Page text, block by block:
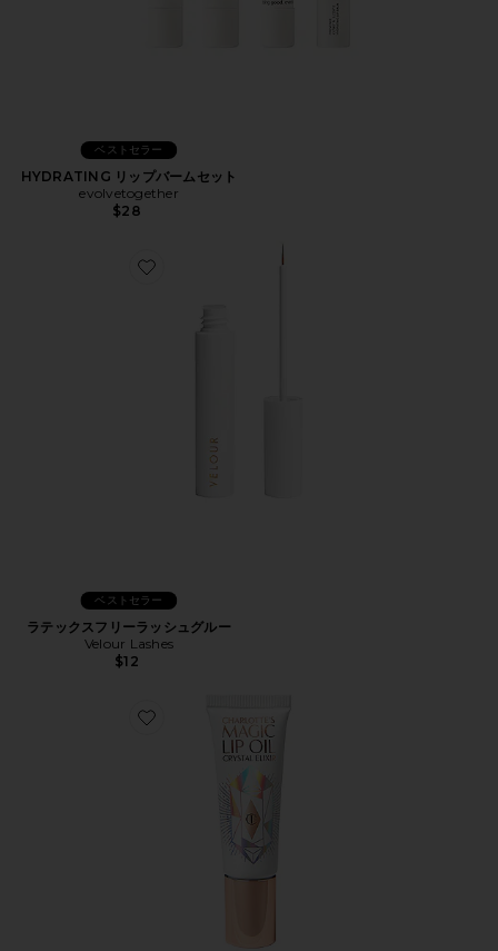
ベストセラー
HYDRATING リップバームセット
evolvetogether
$28
Favorite ラテックスフリーラッシュグルー
ベストセラー
ラテックスフリーラッシュグルー
Velour Lashes
$12
Favorite CHARLOTTE'S MAGIC LIP OIL リップオイル